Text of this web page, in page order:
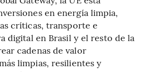
en energía limpia,
críticas, transporte e
digital en Brasil y el resto de la
cadenas de valor
limpias, resilientes y